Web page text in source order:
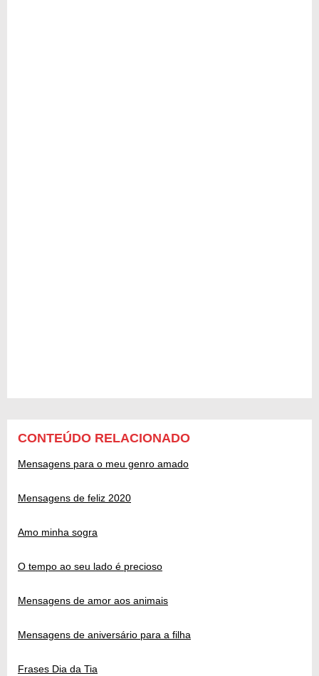
CONTEÚDO RELACIONADO
Mensagens para o meu genro amado
Mensagens de feliz 2020
Amo minha sogra
O tempo ao seu lado é precioso
Mensagens de amor aos animais
Mensagens de aniversário para a filha
Frases Dia da Tia